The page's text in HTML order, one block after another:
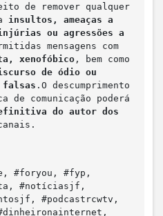
de remover qualquer
insultos, ameaças a
ou agressões a
mensagens com
xenofóbico , bem como
de ódio ou
falsas .O descumprimento
comunicação poderá
do autor dos
#foryou, #fyp,
#notíciasjf,
#podcastrcwtv,